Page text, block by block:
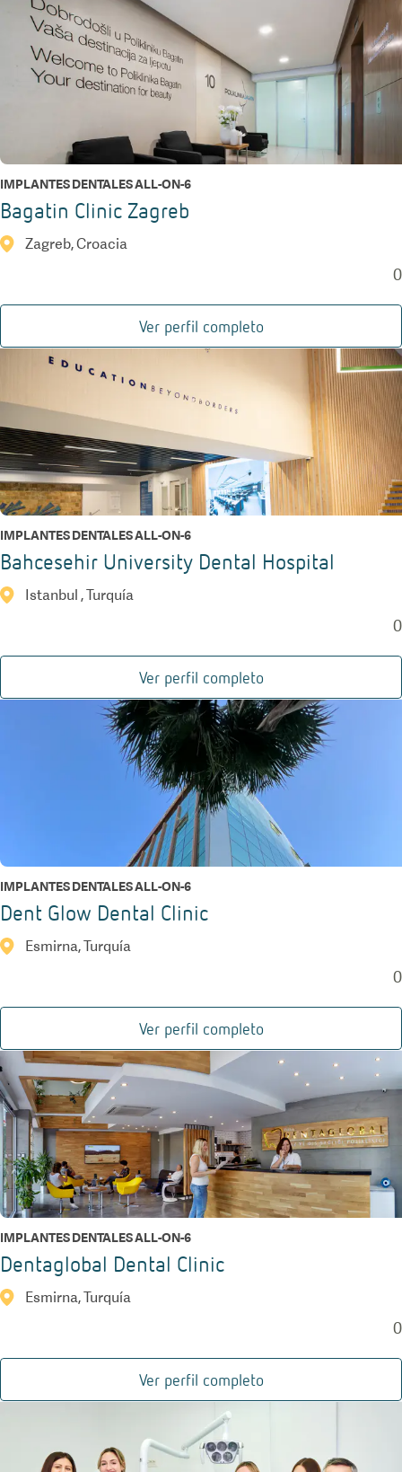
IMPLANTES DENTALES ALL-ON-6
Bagatin Clinic Zagreb
Zagreb, Croacia
0
Ver perfil completo
IMPLANTES DENTALES ALL-ON-6
Bahcesehir University Dental Hospital
Istanbul , Turquía
0
Ver perfil completo
IMPLANTES DENTALES ALL-ON-6
Dent Glow Dental Clinic
Esmirna, Turquía
0
Ver perfil completo
IMPLANTES DENTALES ALL-ON-6
Dentaglobal Dental Clinic
Esmirna, Turquía
0
Ver perfil completo